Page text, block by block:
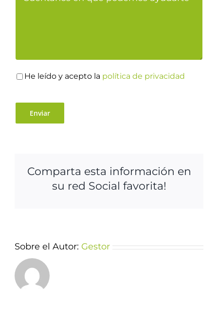
He leído y acepto la política de privacidad
Comparta esta información en
su red Social favorita!
Sobre el Autor: Gestor